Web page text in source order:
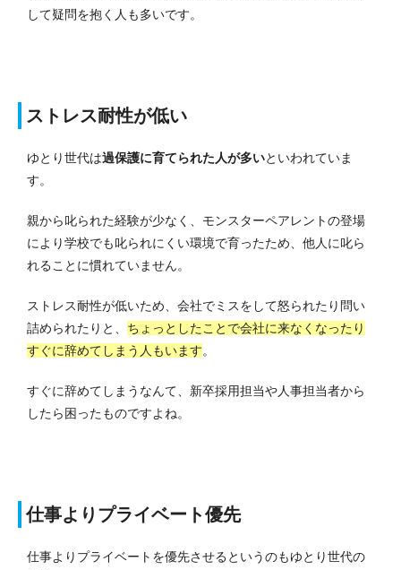
して疑問を抱く人も多いです。
ストレス耐性が低い
ゆとり世代は過保護に育てられた人が多いといわれていま
す。
親から叱られた経験が少なく、モンスターペアレントの登場
により学校でも叱られにくい環境で育ったため、他人に叱ら
れることに慣れていません。
ストレス耐性が低いため、会社でミスをして怒られたり問い
詰められたりと、 ちょっとしたことで会社に来なくなったり
すぐに辞めてしまう人もいます。
すぐに辞めてしまうなんて、新卒採用担当や人事担当者から
したら困ったものですよね。
仕事よりプライベート優先
仕事よりプライベートを優先させるというのもゆとり世代の